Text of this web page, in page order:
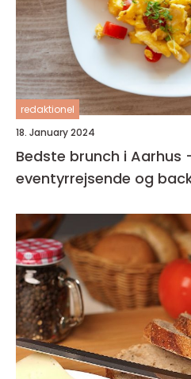
redaktionel
18. January 2024
Bedste brunch i Aarhus
eventyrrejsende og